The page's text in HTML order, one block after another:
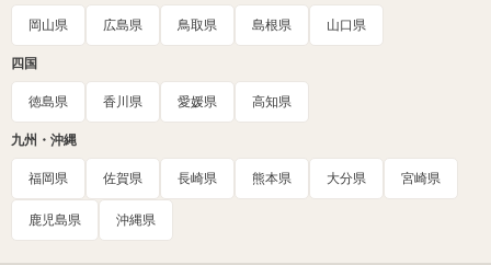
岡山県 広島県 鳥取県 島根県 山口県
四国
徳島県 香川県 愛媛県 高知県
九州・沖縄
福岡県 佐賀県 長崎県 熊本県 大分県 宮崎県
鹿児島県 沖縄県